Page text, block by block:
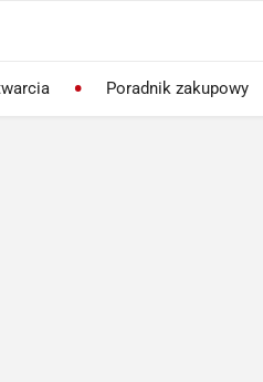
Poradnik zakupowy